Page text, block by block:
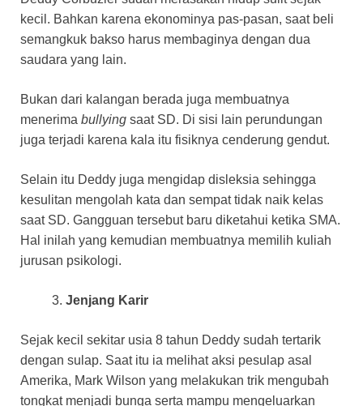
kecil. Bahkan karena ekonominya pas-pasan, saat beli
semangkuk bakso harus membaginya dengan dua
saudara yang lain.
Bukan dari kalangan berada juga membuatnya
menerima bullying saat SD. Di sisi lain perundungan
juga terjadi karena kala itu fisiknya cenderung gendut.
Selain itu Deddy juga mengidap disleksia sehingga
kesulitan mengolah kata dan sempat tidak naik kelas
saat SD. Gangguan tersebut baru diketahui ketika SMA.
Hal inilah yang kemudian membuatnya memilih kuliah
jurusan psikologi.
Jenjang Karir
Sejak kecil sekitar usia 8 tahun Deddy sudah tertarik
dengan sulap. Saat itu ia melihat aksi pesulap asal
Amerika, Mark Wilson yang melakukan trik mengubah
tongkat menjadi bunga serta mampu mengeluarkan